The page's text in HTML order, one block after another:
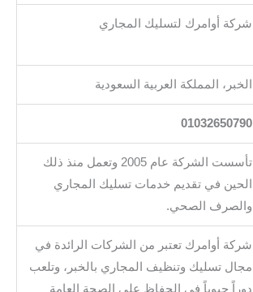
شركة أوامرك لتسليك المجاري
الخبر، المملكة العربية السعودية
01032650790
تأسست الشركة عام 2005 وتعمل منذ ذلك
الحين في تقديم خدمات تسليك المجاري
والصرف الصحي.
شركة أوامرك تعتبر من الشركات الرائدة في
مجال تسليك وتنظيف المجاري بالخبر، وتلعب
دوراً حيوياً في الحفاظ على الصحة العامة